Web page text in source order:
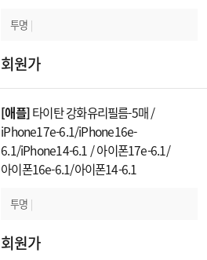
투명 |
회원가
[애플]타이탄 강화유리필름-5매 /
iPhone17e-6.1/iPhone16e-
6.1/iPhone14-6.1 / 아이폰17e-6.1/
아이폰16e-6.1/아이폰14-6.1
투명 |
회원가